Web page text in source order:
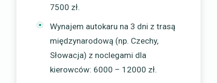
7500 zł.
Wynajem autokaru na 3 dni z trasą
międzynarodową (np. Czechy,
Słowacja) z noclegami dla
kierowców: 6000 – 12000 zł.